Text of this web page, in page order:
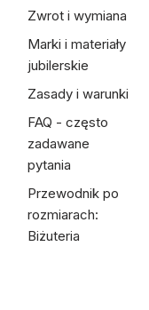
Zwrot i wymiana
Marki i materiały
jubilerskie
Zasady i warunki
FAQ - często
zadawane
pytania
Przewodnik po
rozmiarach:
Biżuteria